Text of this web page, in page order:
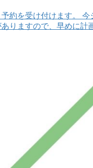
予約を受け付けます。
りますので、早めに計